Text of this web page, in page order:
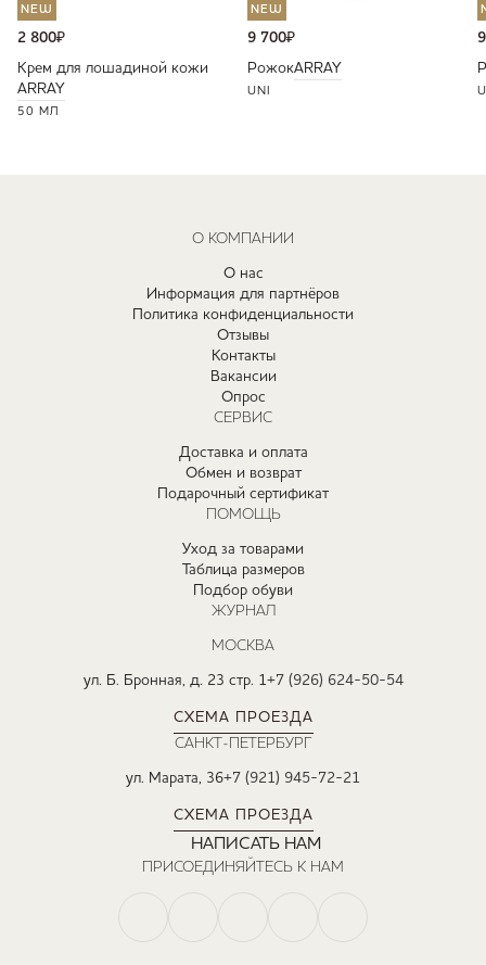
NEW
2 800₽
Крем для лошадиной кожи
ARRAY
50 МЛ
NEW
9 700₽
РожокARRAY
UNI
О КОМПАНИИ
О нас
Информация для партнёров
Политика конфиденциальности
Отзывы
Контакты
Вакансии
Опрос
СЕРВИС
Доставка и оплата
Обмен и возврат
Подарочный сертификат
ПОМОЩЬ
Уход за товарами
Таблица размеров
Подбор обуви
ЖУРНАЛ
МОСКВА
ул. Б. Бронная, д. 23 стр. 1+7 (926) 624-50-54
СХЕМА ПРОЕЗДА
САНКТ-ПЕТЕРБУРГ
ул. Марата, 36+7 (921) 945-72-21
СХЕМА ПРОЕЗДА
НАПИСАТЬ НАМ
ПРИСОЕДИНЯЙТЕСЬ К НАМ